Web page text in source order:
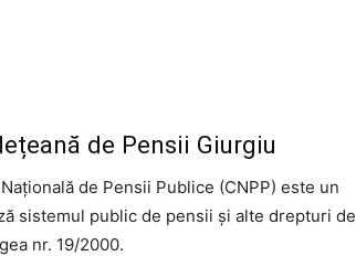
de Pensii Giurgiu
Națională de Pensii Publice (CNPP) este un
sistemul public de pensii și alte drepturi de
nr. 19/2000.